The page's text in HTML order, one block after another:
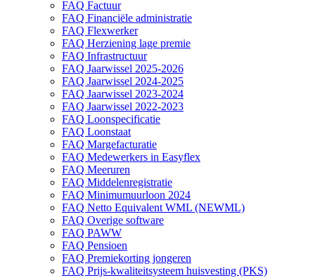
FAQ Factuur
FAQ Financiële administratie
FAQ Flexwerker
FAQ Herziening lage premie
FAQ Infrastructuur
FAQ Jaarwissel 2025-2026
FAQ Jaarwissel 2024-2025
FAQ Jaarwissel 2023-2024
FAQ Jaarwissel 2022-2023
FAQ Loonspecificatie
FAQ Loonstaat
FAQ Margefacturatie
FAQ Medewerkers in Easyflex
FAQ Meeruren
FAQ Middelenregistratie
FAQ Minimumuurloon 2024
FAQ Netto Equivalent WML (NEWML)
FAQ Overige software
FAQ PAWW
FAQ Pensioen
FAQ Premiekorting jongeren
FAQ Prijs-kwaliteitsysteem huisvesting (PKS)